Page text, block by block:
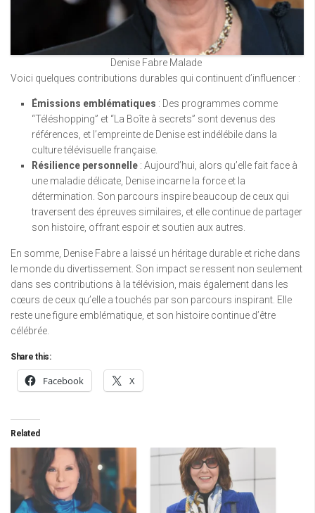
Denise Fabre Malade
Voici quelques contributions durables qui continuent d’influencer :
Émissions emblématiques : Des programmes comme
“Téléshopping” et “La Boîte à secrets” sont devenus des
références, et l’empreinte de Denise est indélébile dans la
culture télévisuelle française.
Résilience personnelle : Aujourd’hui, alors qu’elle fait face à
une maladie délicate, Denise incarne la force et la
détermination. Son parcours inspire beaucoup de ceux qui
traversent des épreuves similaires, et elle continue de partager
son histoire, offrant espoir et soutien aux autres.
En somme, Denise Fabre a laissé un héritage durable et riche dans
le monde du divertissement. Son impact se ressent non seulement
dans ses contributions à la télévision, mais également dans les
cœurs de ceux qu’elle a touchés par son parcours inspirant. Elle
reste une figure emblématique, et son histoire continue d’être
célébrée.
Share this:
Facebook X
Related